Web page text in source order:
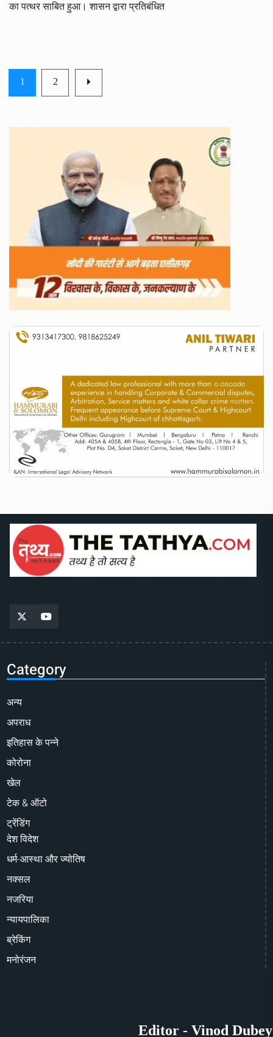
का पत्थर साबित हुआ। शासन द्वारा प्रतिबंधित
1 2
Category
अन्य
अपराध
इतिहास के पन्ने
कोरोना
खेल
टेक & ऑटो
ट्रेंडिंग
देश विदेश
धर्म-आस्था और ज्योतिष
नक्सल
नजरिया
न्यायपालिका
ब्रेकिंग
मनोरंजन
Editor - Vinod Dubey